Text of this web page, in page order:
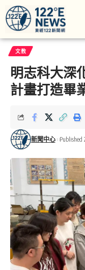
文教
明志科大深
計畫打造畢
新聞中心 Published